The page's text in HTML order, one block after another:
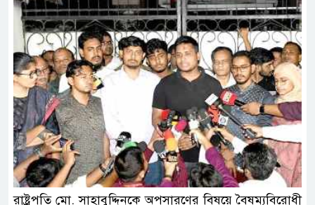
রাষ্ট্রপতি মো. সাহাবুদ্দিনকে অপসারণের বিষয়ে বৈষম্যবিরোধী